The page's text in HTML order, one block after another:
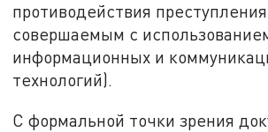
противодействия
совершаемым с
информационных и
технологий).
С формальной точки зрения